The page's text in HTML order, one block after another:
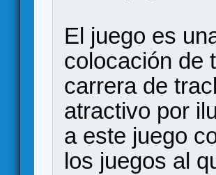
El juego es
colocación de
carrera de
atractivo por
a este juego
los juegos al